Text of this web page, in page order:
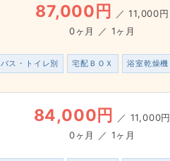
87,000円 ／11,000円
0ヶ月 ／ 1ヶ月
バス・トイレ別 宅配ＢＯＸ 浴室乾燥機
84,000円 ／ 11,000円
0ヶ月 ／ 1ヶ月